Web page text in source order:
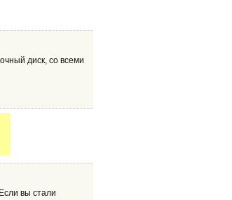
диск, со всеми
вы стали